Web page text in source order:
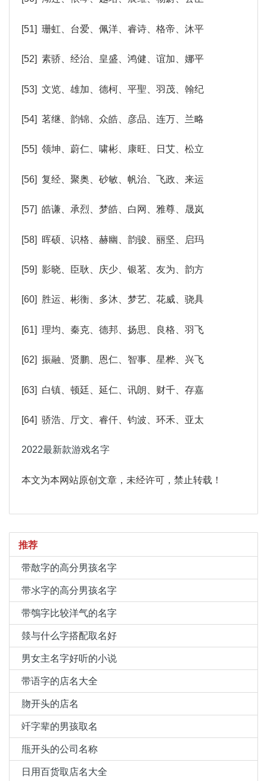
[51] 珊虹、台爱、佩洋、睿诗、格帝、沐平
[52] 素骄、经治、皇盛、鸿健、谊加、娜平
[53] 文览、雄加、德柯、平聖、羽茂、翰纪
[54] 茗继、韵锦、众皓、彦品、连万、兰略
[55] 领坤、蔚仁、啸彬、康旺、日艾、松立
[56] 复经、聚奥、砂敏、帆治、飞政、来运
[57] 皓谦、承烈、梦皓、白网、雅尊、晟岚
[58] 晖硕、识格、赫幽、韵骏、丽坚、启玛
[59] 影晓、臣耿、庆少、银茗、友为、韵方
[60] 胜运、彬衡、多沐、梦艺、花威、骁具
[61] 理均、秦克、德邦、扬思、良格、羽飞
[62] 振融、贤鹏、恩仁、智事、星桦、兴飞
[63] 白镇、顿廷、延仁、讯朗、财千、存嘉
[64] 骄浩、厅文、睿仟、钧波、环禾、亚太
2022最新款游戏名字
本文为本网站原创文章，未经许可，禁止转载！
推荐
带敿字的高分男孩名字
带氺字的高分男孩名字
带鴮字比较洋气的名字
燅与什么字搭配取名好
男女主名字好听的小说
带语字的店名大全
肳开头的店名
竏字辈的男孩取名
甁开头的公司名称
日用百货取店名大全